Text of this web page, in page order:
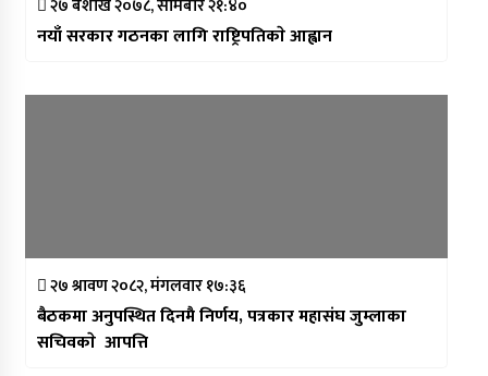
२७ बैशाख २०७८, सोमबार २१:४०
नयाँ सरकार गठनका लागि राष्ट्रिपतिकाे आह्वान
२७ श्रावण २०८२, मंगलवार १७:३६
बैठकमा अनुपस्थित दिनमै निर्णय, पत्रकार महासंघ जुम्लाका
सचिवकाे आपत्ति